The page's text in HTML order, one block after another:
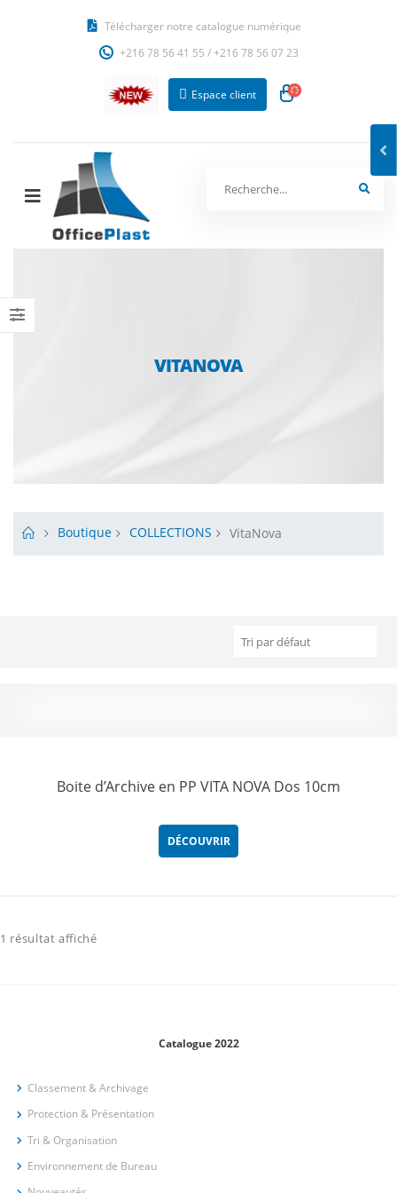
Télécharger notre catalogue numérique
+216 78 56 41 55 /+216 78 56 07 23
Espace client
VITANOVA
Boutique COLLECTIONS VitaNova
Boite d’Archive en PP VITA NOVA Dos 10cm
DÉCOUVRIR
1 résultat affiché
Catalogue 2022
Classement & Archivage
Protection & Présentation
Tri & Organisation
Environnement de Bureau